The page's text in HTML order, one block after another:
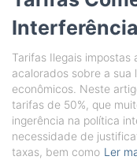
Tarifas Ilegais
acalorados sobre a
econômicos. Neste
tarifas de 50%, que
ingerência na política
necessidade de
taxas, bem como Ler